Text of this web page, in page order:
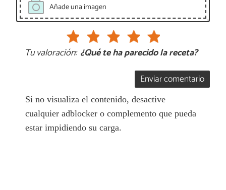
Añade una imagen
Tu valoración: ¿Qué te ha parecido la receta?
Enviar comentario
Si no visualiza el contenido, desactive
cualquier adblocker o complemento que pueda
estar impidiendo su carga.